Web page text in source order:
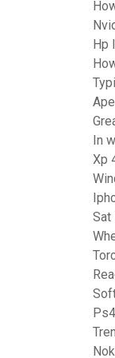
Hp
In
Xp
Sat